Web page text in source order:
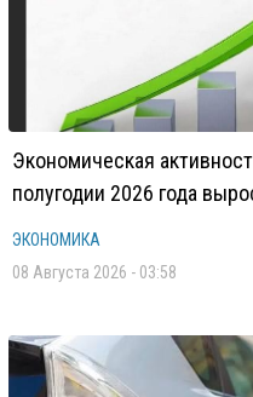
Экономическая
полугодии 2026 года
ЭКОНОМИКА
08 Августа 2026 - 03:58